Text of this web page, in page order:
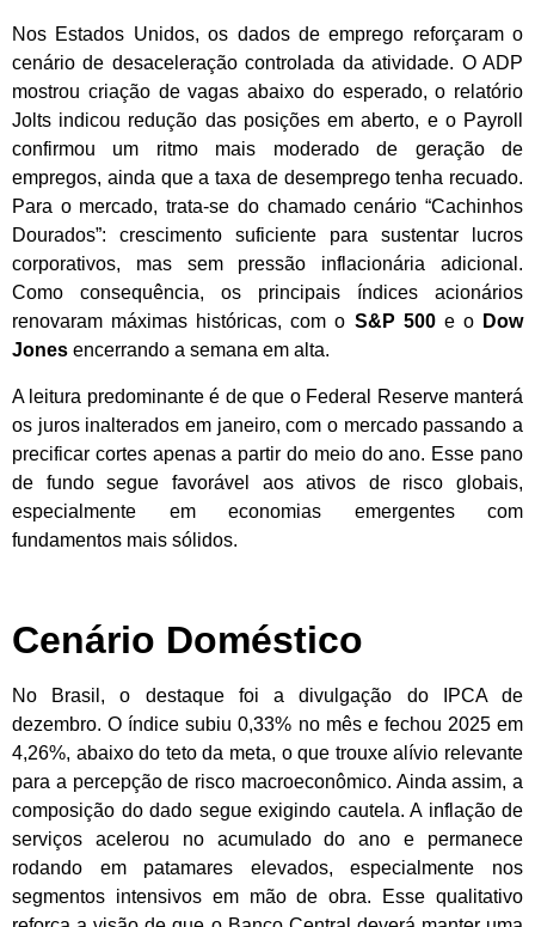
Nos Estados Unidos, os dados de emprego reforçaram o
cenário de desaceleração controlada da atividade. O ADP
mostrou criação de vagas abaixo do esperado, o relatório
Jolts indicou redução das posições em aberto, e o Payroll
confirmou um ritmo mais moderado de geração de
empregos, ainda que a taxa de desemprego tenha recuado.
Para o mercado, trata-se do chamado cenário “Cachinhos
Dourados”: crescimento suficiente para sustentar lucros
corporativos, mas sem pressão inflacionária adicional.
Como consequência, os principais índices acionários
renovaram máximas históricas, com o S&P 500e o Dow
Jones encerrando a semana em alta.
A leitura predominante é de que o Federal Reserve manterá
os juros inalterados em janeiro, com o mercado passando a
precificar cortes apenas a partir do meio do ano. Esse pano
de fundo segue favorável aos ativos de risco globais,
especialmente em economias emergentes com
fundamentos mais sólidos.
Cenário Doméstico
No Brasil, o destaque foi a divulgação do IPCA de
dezembro. O índice subiu 0,33% no mês e fechou 2025 em
4,26%, abaixo do teto da meta, o que trouxe alívio relevante
para a percepção de risco macroeconômico. Ainda assim, a
composição do dado segue exigindo cautela. A inflação de
serviços acelerou no acumulado do ano e permanece
rodando em patamares elevados, especialmente nos
segmentos intensivos em mão de obra. Esse qualitativo